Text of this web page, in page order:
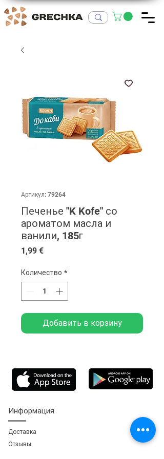
Артикул: 79264
Печенье "K Kofe" со
ароматом масла и
ванили, 185г
1,99 €Цена
Количество *
Добавить в корзину
Информация
Доставка
Отзывы